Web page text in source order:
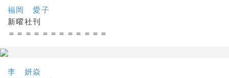
福岡 愛子
新曜社刊
＝＝＝＝＝＝＝＝＝＝＝＝
李 妍焱